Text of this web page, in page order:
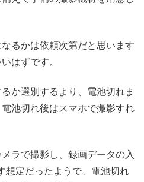
るかは依頼次第だと思います
はずです。
か選別するより、電池切れま
池切れ後はスマホで撮影すれ
ラで撮影し、録画データの入
想定だったようで、電池切れ